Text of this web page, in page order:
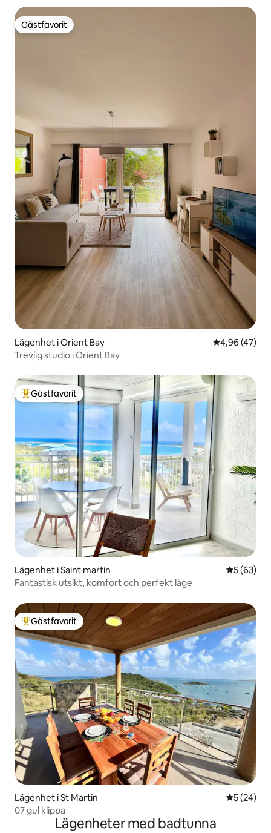
Gästfavorit
Gästfavorit
Lägenhet i Orient Bay 4,96 av 5 i
4,96 (47)
Trevlig studio i Orient Bay
Populär gästfavorit
Gästfavorit
Lägenhet i Saint martin 5 av 5 i
5 (63)
Fantastisk utsikt, komfort och perfekt läge
Populär gästfavorit
Gästfavorit
Lägenhet i St Martin 5 av 5 i
5 (24)
07 gul klippa
Lägenheter med badtunna